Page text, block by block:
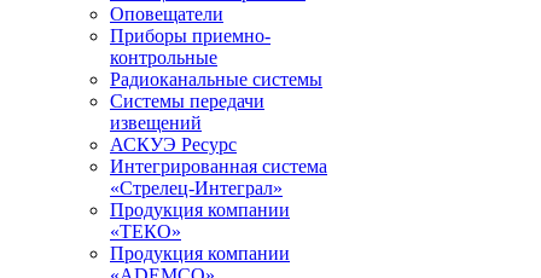
Оповещатели
Приборы приемно-
контрольные
Радиоканальные системы
Системы передачи
извещений
АСКУЭ Ресурс
Интегрированная система
«Стрелец-Интеграл»
Продукция компании
«ТЕКО»
Продукция компании